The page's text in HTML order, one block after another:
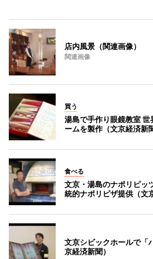
店内風景（関連画像）
関連画像
買う
湯島で手作り眼鏡教室
ームを製作（文京経済新
食べる
文京・湯島のナポリピッ
統的ナポリピザ提供（文
文京シビックホールで「
京経済新聞）